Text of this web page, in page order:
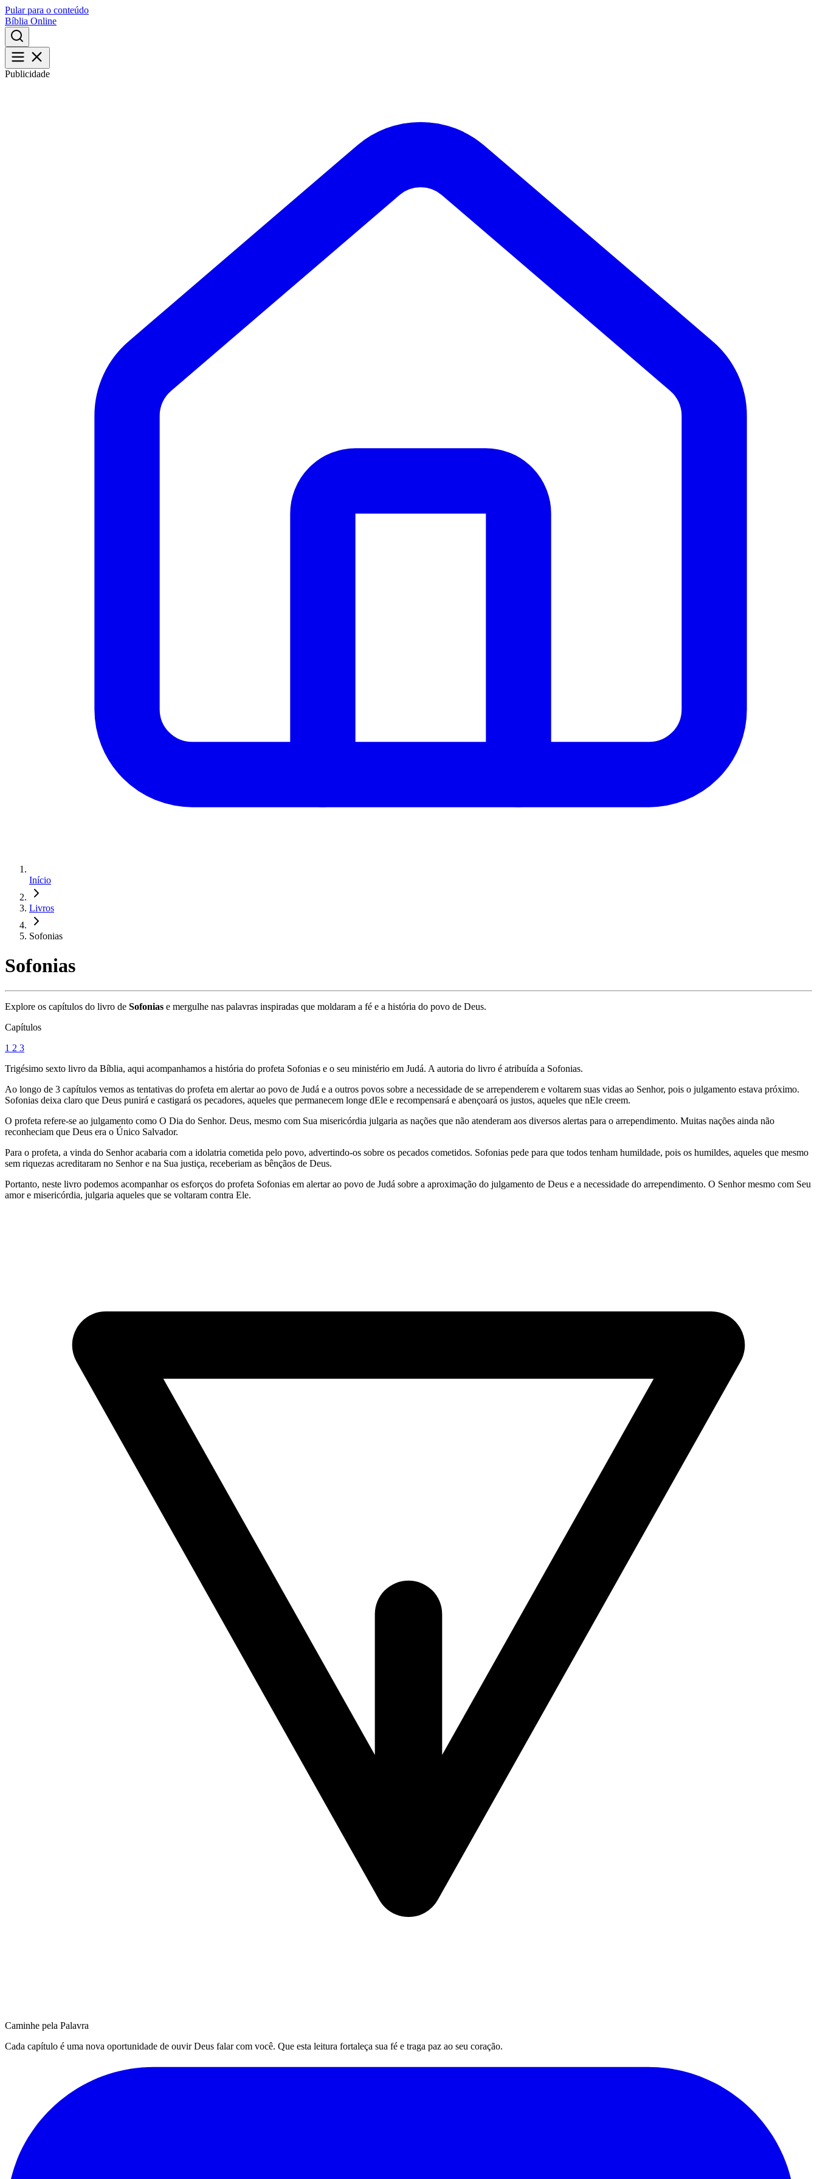
Pular para o conteúdo
Bíblia Online
Publicidade
Início
Livros
Sofonias
Sofonias
Explore os capítulos do livro de Sofonias e mergulhe nas palavras inspiradas que moldaram a fé e a história do povo de Deus.
Capítulos
1 2 3
Trigésimo sexto livro da Bíblia, aqui acompanhamos a história do profeta Sofonias e o seu ministério em Judá. A autoria do livro é atribuída a Sofonias.
Ao longo de 3 capítulos vemos as tentativas do profeta em alertar ao povo de Judá e a outros povos sobre a necessidade de se arrependerem e voltarem suas vidas ao Senhor, pois o julgamento estava próximo.
Sofonias deixa claro que Deus punirá e castigará os pecadores, aqueles que permanecem longe dEle e recompensará e abençoará os justos, aqueles que nEle creem.
O profeta refere-se ao julgamento como O Dia do Senhor. Deus, mesmo com Sua misericórdia julgaria as nações que não atenderam aos diversos alertas para o arrependimento. Muitas nações ainda não
reconheciam que Deus era o Único Salvador.
Para o profeta, a vinda do Senhor acabaria com a idolatria cometida pelo povo, advertindo-os sobre os pecados cometidos. Sofonias pede para que todos tenham humildade, pois os humildes, aqueles que mesmo
sem riquezas acreditaram no Senhor e na Sua justiça, receberiam as bênçãos de Deus.
Portanto, neste livro podemos acompanhar os esforços do profeta Sofonias em alertar ao povo de Judá sobre a aproximação do julgamento de Deus e a necessidade do arrependimento. O Senhor mesmo com Seu
amor e misericórdia, julgaria aqueles que se voltaram contra Ele.
Caminhe pela Palavra
Cada capítulo é uma nova oportunidade de ouvir Deus falar com você. Que esta leitura fortaleça sua fé e traga paz ao seu coração.